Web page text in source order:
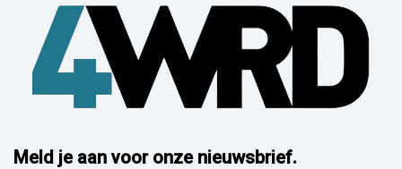
Meld je aan voor onze nieuwsbrief.